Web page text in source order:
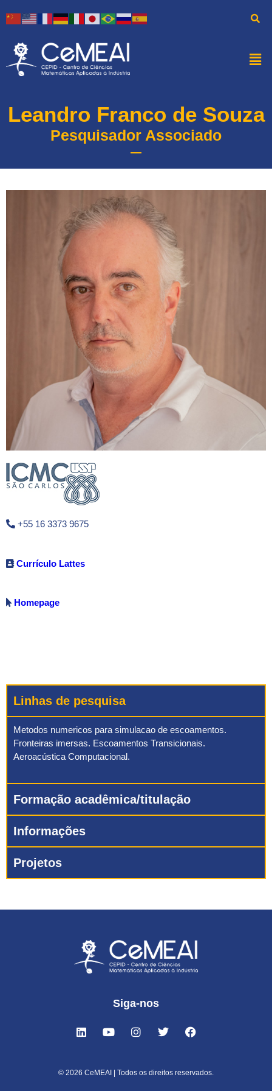
Leandro Franco de Souza
Pesquisador Associado
+55 16 3373 9675
Currículo Lattes
Homepage
Linhas de pesquisa
Metodos numericos para simulacao de escoamentos.
Fronteiras imersas. Escoamentos Transicionais.
Aeroacústica Computacional.
Formação acadêmica/titulação
Informações
Projetos
Siga-nos
© 2026 CeMEAI | Todos os direitos reservados.